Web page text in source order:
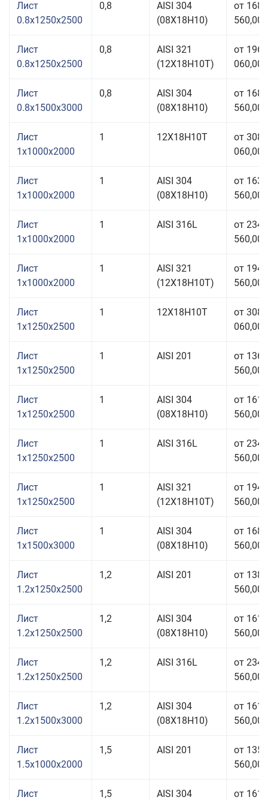
Лист
0.8x1250x2500
0,8
AISI 304
(08Х18Н10)
от 168
560,00
Лист
0.8x1250x2500
0,8
AISI 321
(12Х18Н10Т)
от 196
060,00
Лист
0.8x1500x3000
0,8
AISI 304
(08Х18Н10)
от 168
560,00
Лист
1x1000x2000
1 12Х18Н10Т
от 308
060,00
Лист
1x1000x2000
1
AISI 304
(08Х18Н10)
от 163
560,00
Лист
1x1000x2000
1 AISI 316L
от 234
560,00
Лист
1x1000x2000
1
AISI 321
(12Х18Н10Т)
от 194
560,00
Лист
1x1250x2500
1 12Х18Н10Т
от 308
060,00
Лист
1x1250x2500
1 AISI 201
от 136
560,00
Лист
1x1250x2500
1
AISI 304
(08Х18Н10)
от 161
560,00
Лист
1x1250x2500
1 AISI 316L
от 234
560,00
Лист
1x1250x2500
1
AISI 321
(12Х18Н10Т)
от 194
560,00
Лист
1x1500x3000
1
AISI 304
(08Х18Н10)
от 168
560,00
Лист
1.2x1250x2500
1,2 AISI 201
от 138
560,00
Лист
1.2x1250x2500
1,2
AISI 304
(08Х18Н10)
от 161
560,00
Лист
1.2x1250x2500
1,2 AISI 316L
от 234
560,00
Лист
1.2x1500x3000
1,2
AISI 304
(08Х18Н10)
от 161
560,00
Лист
1.5x1000x2000
1,5 AISI 201
от 135
560,00
Лист
1,5
AISI 304
от 161